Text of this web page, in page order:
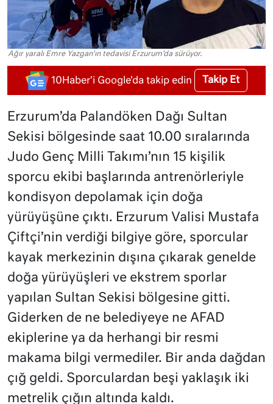
Ağır yaralı Emre Yazgan'ın tedavisi Erzurum'da sürüyor.
10Haber'i Google'da takip edin Takip Et
Erzurum’da Palandöken Dağı Sultan
Sekisi bölgesinde saat 10.00 sıralarında
Judo Genç Milli Takımı’nın 15 kişilik
sporcu ekibi başlarında antrenörleriyle
kondisyon depolamak için doğa
yürüyüşüne çıktı. Erzurum Valisi Mustafa
Çiftçi’nin verdiği bilgiye göre, sporcular
kayak merkezinin dışına çıkarak genelde
doğa yürüyüşleri ve ekstrem sporlar
yapılan Sultan Sekisi bölgesine gitti.
Giderken de ne belediyeye ne AFAD
ekiplerine ya da herhangi bir resmi
makama bilgi vermediler. Bir anda dağdan
çığ geldi. Sporculardan beşi yaklaşık iki
metrelik çığın altında kaldı.